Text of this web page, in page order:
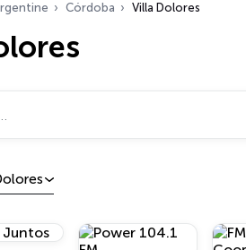
Córdoba Villa Dolores